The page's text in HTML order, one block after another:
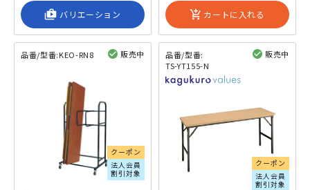
shop_2 バリエーション add_shopping_cart カートに入れる
品番/型番:KEO-RN8 販売中
クーポン
法人会員
割引対象
品番/型番:
TS-YT155-N
販売中
クーポン
法人会員
割引対象